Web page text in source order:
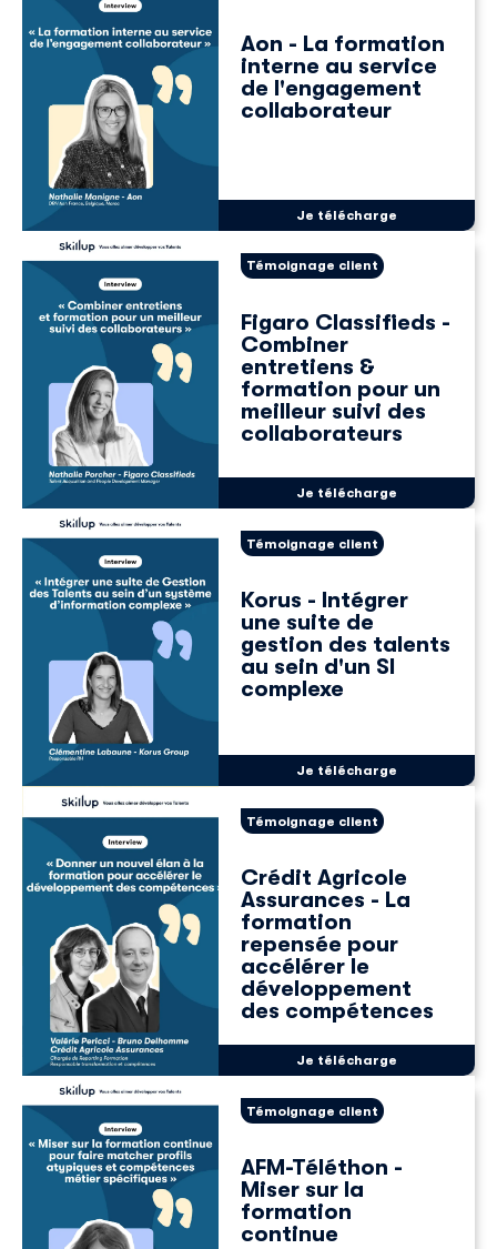
Découvrir Skillup
Prénom*
Nom
E-mail professionnel
Téléphone *
Skillup utilise vos informations pour vous fournir du
contenu pertinent sur nos produits et services. Vous
pouvez vous désinscrire à tout moment. Pour plus de
détails, consultez notre
politique de confidentialité
Aon - La formation
interne au service
de l'engagement
collaborateur
Je télécharge
Témoignage client
Figaro Classifieds -
Combiner
entretiens &
formation pour un
meilleur suivi des
collaborateurs
Je télécharge
Témoignage client
Korus - Intégrer
une suite de
gestion des talents
au sein d'un SI
complexe
Je télécharge
Témoignage client
Crédit Agricole
Assurances - La
formation
repensée pour
accélérer le
développement
des compétences
Je télécharge
Témoignage client
AFM-Téléthon -
Miser sur la
formation
continue